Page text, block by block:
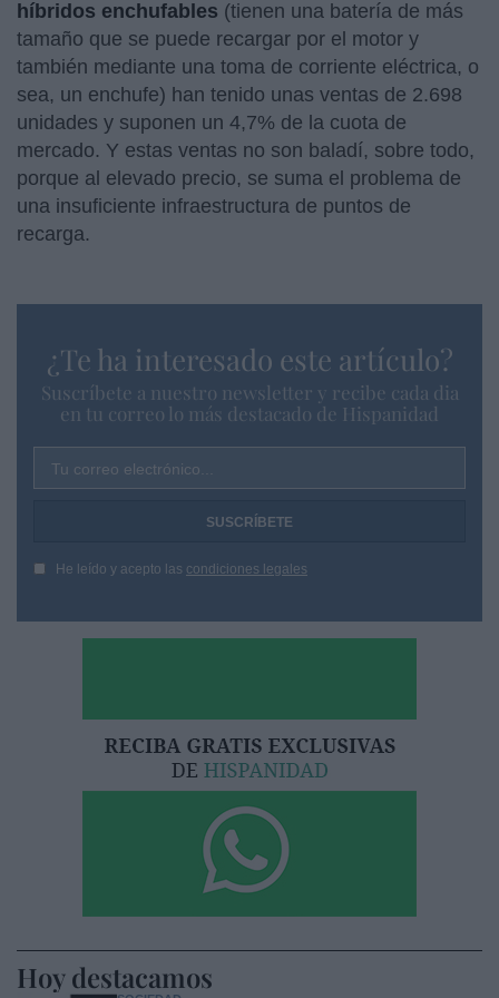
híbridos enchufables (tienen una batería de más
tamaño que se puede recargar por el motor y
también mediante una toma de corriente eléctrica, o
sea, un enchufe) han tenido unas ventas de 2.698
unidades y suponen un 4,7% de la cuota de
mercado. Y estas ventas no son baladí, sobre todo,
porque al elevado precio, se suma el problema de
una insuficiente infraestructura de puntos de
recarga.
¿Te ha interesado este artículo?
Suscríbete a nuestro newsletter y recibe cada dia
en tu correo lo más destacado de Hispanidad
Tu correo electrónico...
He leído y acepto las condiciones legales
Hoy destacamos